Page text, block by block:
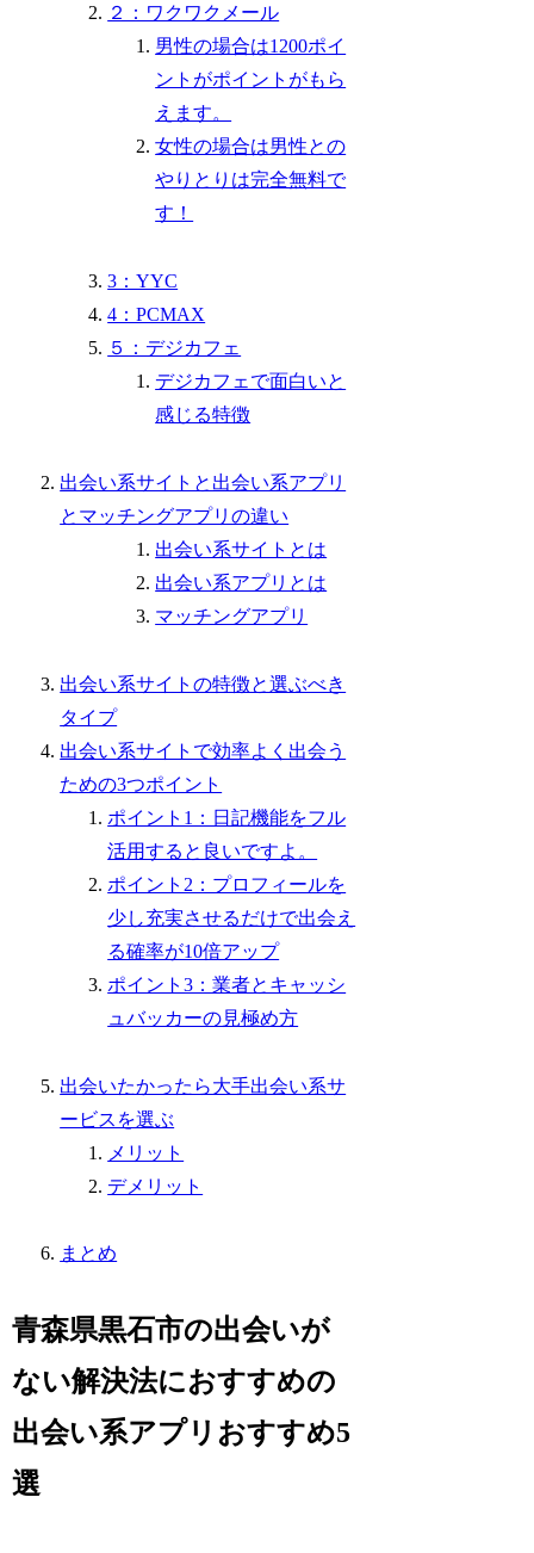
２：ワクワクメール
男性の場合は1200ポイ
ントがポイントがもら
えます。
女性の場合は男性との
やりとりは完全無料で
す！
3：YYC
4：PCMAX
５：デジカフェ
デジカフェで面白いと
感じる特徴
出会い系サイトと出会い系アプリ
とマッチングアプリの違い
出会い系サイトとは
出会い系アプリとは
マッチングアプリ
出会い系サイトの特徴と選ぶべき
タイプ
出会い系サイトで効率よく出会う
ための3つポイント
ポイント1：日記機能をフル
活用すると良いですよ。
ポイント2：プロフィールを
少し充実させるだけで出会え
る確率が10倍アップ
ポイント3：業者とキャッシ
ュバッカーの見極め方
出会いたかったら大手出会い系サ
ービスを選ぶ
メリット
デメリット
まとめ
青森県黒石市の出会いが
ない解決法におすすめの
出会い系アプリおすすめ5
選